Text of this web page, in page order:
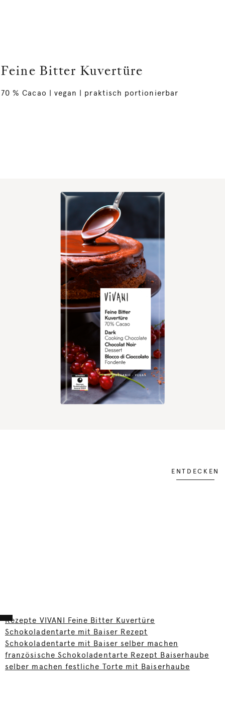
Feine Bitter Kuvertüre
70 % Cacao | vegan | praktisch portionierbar
ENTDECKEN
Rezepte VIVANI Feine Bitter Kuvertüre
Schokoladentarte mit Baiser Rezept
Schokoladentarte mit Baiser selber machen
französische Schokoladentarte Rezept Baiserhaube
selber machen festliche Torte mit Baiserhaube